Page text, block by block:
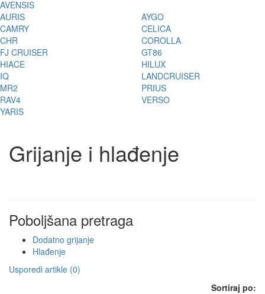
AVENSIS
AURIS
AYGO
CAMRY
CELICA
CHR
COROLLA
FJ CRUISER
GT86
HIACE
HILUX
IQ
LANDCRUISER
MR2
PRIUS
RAV4
VERSO
YARIS
Grijanje i hlađenje
Poboljšana pretraga
Dodatno grijanje
Hlađenje
Usporedi artikle (0)
Sortiraj po: